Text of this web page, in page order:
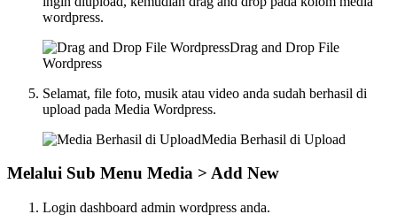
wordpress.
Drag and Drop File
Wordpress
Selamat, file foto, musik atau video anda sudah berhasil di
upload pada Media Wordpress.
Media Berhasil di Upload
Melalui Sub Menu Media > Add New
Login dashboard admin wordpress anda.